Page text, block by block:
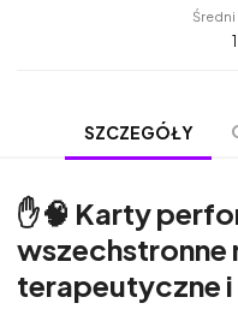
SZCZEGÓŁY
✋🧠 Karty
wszechstronne
terapeutyczne